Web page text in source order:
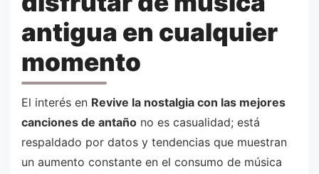
antigua en cualquier
momento
El interés en Revive la nostalgia con las mejores
canciones de antaño no es casualidad; está
respaldado por datos y tendencias que muestran
un aumento constante en el consumo de música